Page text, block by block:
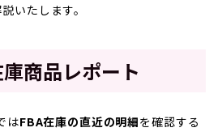
いたします。
商品レポート
はFBA在庫の直近の明細を確認する